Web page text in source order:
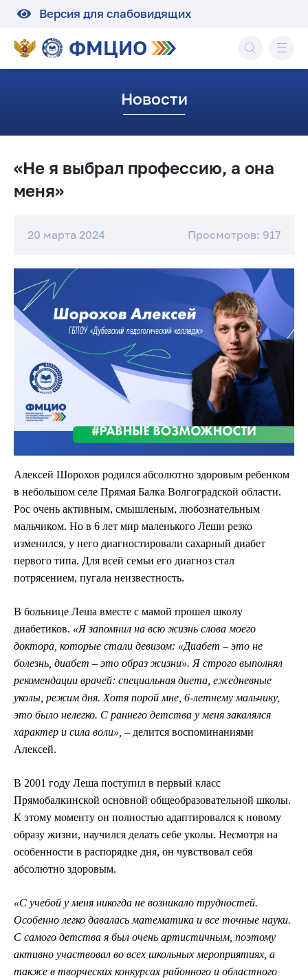
Версия для слабовидящих
ФМЦИО
Новости
«Не я выбрал профессию, а она
меня»
20 марта 2024 Просмотров: 917
Алексей Шорохов родился абсолютно здоровым ребенком
в небольшом селе Прямая Балка Волгоградской области.
Рос очень активным, смышленым, любознательным
мальчиком. Но в 6 лет мир маленького Леши резко
изменился, у него диагностировали сахарный диабет
первого типа. Для всей семьи его диагноз стал
потрясением, пугала неизвестность.
В больнице Леша вместе с мамой прошел школу
диабетиков. «Я запомнил на всю жизнь слова моего
доктора, которые стали девизом: «Диабет – это не
болезнь, диабет ­ – это образ жизни». Я строго выполнял
рекомендации врачей: специальная диета, ежедневные
уколы, режим дня. Хотя порой мне, 6-летнему мальчику,
это было нелегко. С раннего детства у меня закалялся
характер и сила воли», ­– делится воспоминаниями
Алексей.
В 2001 году Леша поступил в первый класс
Прямобалкинской основной общеобразовательной школы.
К этому моменту он полностью адаптировался к новому
образу жизни, научился делать себе уколы. Несмотря на
особенности в распорядке дня, он чувствовал себя
абсолютно здоровым.
«С учебой у меня никогда не возникало трудностей.
Особенно легко давалась математика и все точные науки.
С самого детства я был очень артистичным, поэтому
активно участвовал во всех школьных мероприятиях, а
также в творческих конкурсах районного и областного